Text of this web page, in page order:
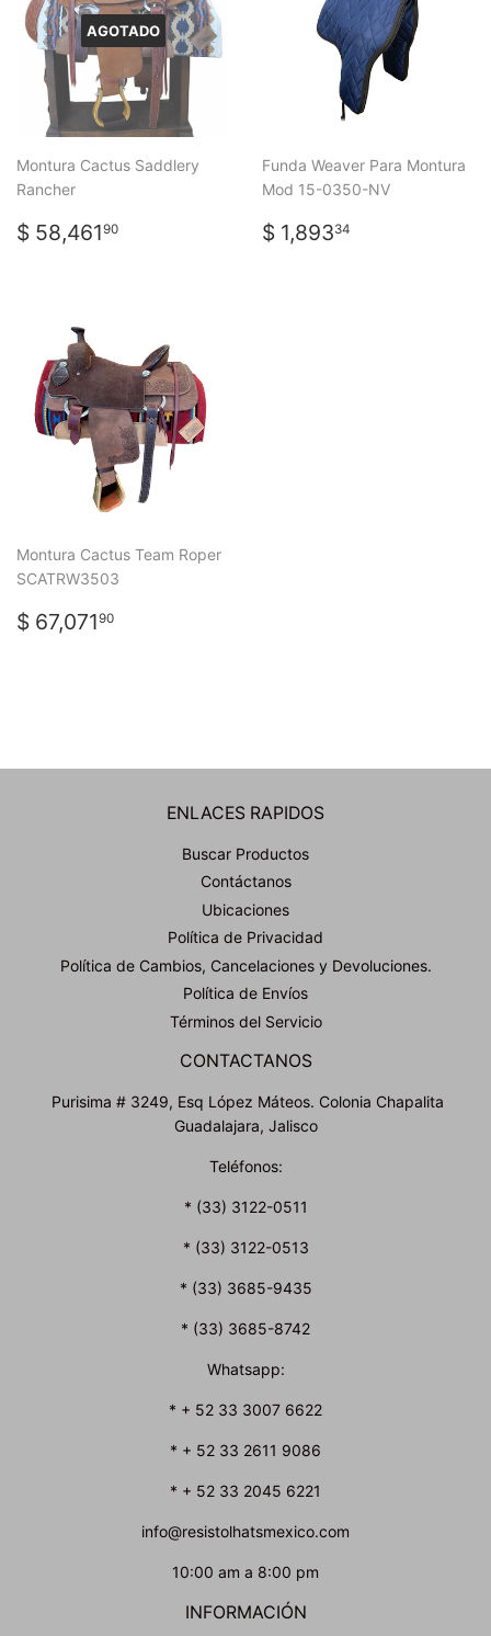
AGOTADO
Montura Cactus Saddlery
Rancher
PRECIO
HABITUAL
$ 58,46190
Funda Weaver Para Montura
Mod 15-0350-NV
PRECIO
HABITUAL
$ 1,89334
Montura Cactus Team Roper
SCATRW3503
PRECIO
HABITUAL
$ 67,07190
ENLACES RAPIDOS
Buscar Productos
Contáctanos
Ubicaciones
Política de Privacidad
Política de Cambios, Cancelaciones y Devoluciones.
Política de Envíos
Términos del Servicio
CONTACTANOS
Purisima # 3249, Esq López Máteos. Colonia Chapalita
Guadalajara, Jalisco
Teléfonos:
* (33) 3122-0511
* (33) 3122-0513
* (33) 3685-9435
* (33) 3685-8742
Whatsapp:
* + 52 33 3007 6622
* + 52 33 2611 9086
* + 52 33 2045 6221
info@resistolhatsmexico.com
10:00 am a 8:00 pm
INFORMACIÓN